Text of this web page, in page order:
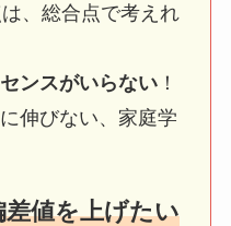
、総合点で考えれ
ンスがいらない ！
伸びない、家庭学
値を上げたい